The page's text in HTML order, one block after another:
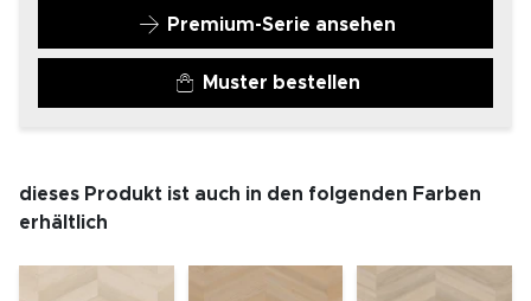
Premium-Serie ansehen
Muster bestellen
dieses Produkt ist auch in den folgenden Farben
erhältlich